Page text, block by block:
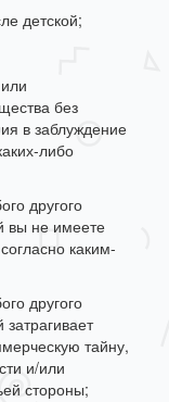
детской;
без
в заблуждение
либо
другого
вы не имеете
каким-
другого
тайну,
и/или
стороны;